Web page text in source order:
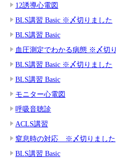
12誘導心電図
BLS講習 Basic ※〆切りました
BLS講習 Basic
血圧測定でわかる病態 ※〆切
BLS講習 Basic ※〆切りました
BLS講習 Basic
モニター心電図
呼吸音聴診
ACLS講習
窒息時の対応 ※〆切りました
BLS講習 Basic